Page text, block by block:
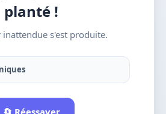
planté !
inattendue s'est produite.
🔄 Réessayer